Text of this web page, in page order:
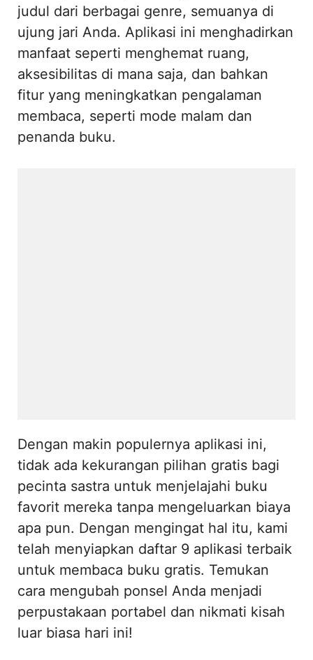
judul dari berbagai genre, semuanya di
ujung jari Anda. Aplikasi ini menghadirkan
manfaat seperti menghemat ruang,
aksesibilitas di mana saja, dan bahkan
fitur yang meningkatkan pengalaman
membaca, seperti mode malam dan
penanda buku.
Dengan makin populernya aplikasi ini,
tidak ada kekurangan pilihan gratis bagi
pecinta sastra untuk menjelajahi buku
favorit mereka tanpa mengeluarkan biaya
apa pun. Dengan mengingat hal itu, kami
telah menyiapkan daftar 9 aplikasi terbaik
untuk membaca buku gratis. Temukan
cara mengubah ponsel Anda menjadi
perpustakaan portabel dan nikmati kisah
luar biasa hari ini!